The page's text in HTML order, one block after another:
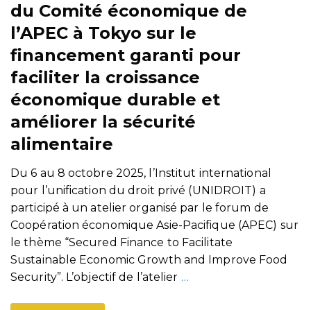
du Comité économique de
l’APEC à Tokyo sur le
financement garanti pour
faciliter la croissance
économique durable et
améliorer la sécurité
alimentaire
Du 6 au 8 octobre 2025, l’Institut international
pour l’unification du droit privé (UNIDROIT) a
participé à un atelier organisé par le forum de
Coopération économique Asie-Pacifique (APEC) sur
le thème “Secured Finance to Facilitate
Sustainable Economic Growth and Improve Food
Security”. L’objectif de l’atelier …